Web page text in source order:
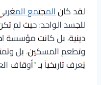
لقد كانالمجتمع
للجسد الواحد؛ حيث لم
دينية، بل كانت مؤسسة
وتطعم المسكين، بل
يُعرف تاريخياً بـ “أوقاف